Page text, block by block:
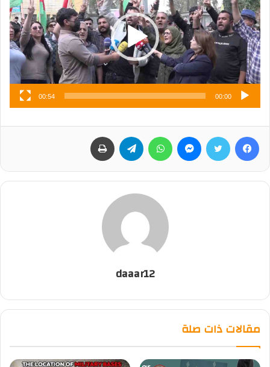
00:00
00:54
فيسبوك تويتر ماسنجر واتساب تيلقرام
daaar12
مقالات ذات صلة